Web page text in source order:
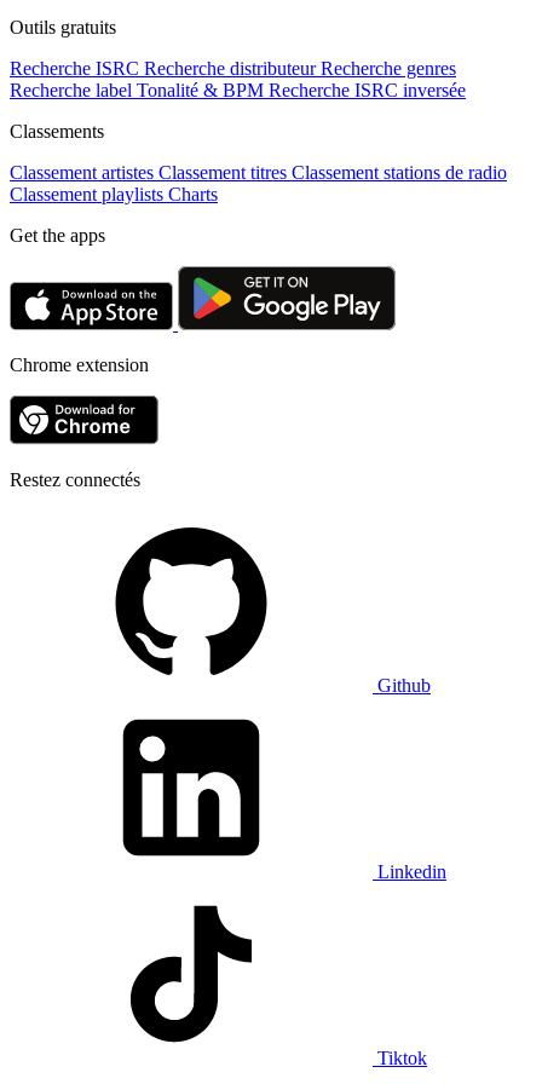
Outils gratuits
Recherche ISRC Recherche distributeur Recherche genres
Recherche label Tonalité & BPM Recherche ISRC inversée
Classements
Classement artistes Classement titres Classement stations de radio
Classement playlists Charts
Get the apps
Chrome extension
Restez connectés
Github
Linkedin
Tiktok